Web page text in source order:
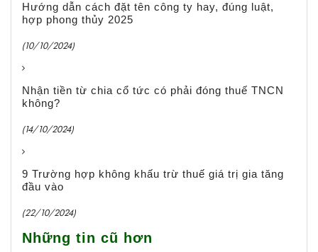
Hướng dẫn cách đặt tên công ty hay, đúng luật,
hợp phong thủy 2025
(10/10/2024)
Nhận tiền từ chia cổ tức có phải đóng thuế TNCN
không?
(14/10/2024)
9 Trường hợp không khấu trừ thuế giá trị gia tăng
đầu vào
(22/10/2024)
Những tin cũ hơn